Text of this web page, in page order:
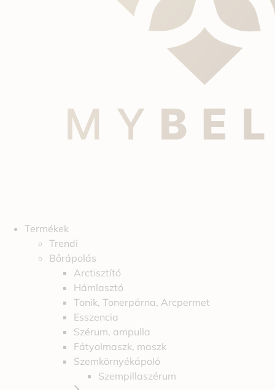
Termékek
Trendi
Bőrápolás
Arctisztító
Hámlasztó
Tonik, Tonerpárna, Arcpermet
Esszencia
Szérum, ampulla
Fátyolmaszk, maszk
Szemkörnyékápoló
Szempillaszérum